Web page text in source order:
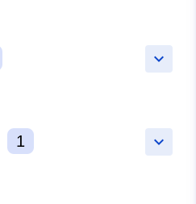
keyboard_arrow_down
keyboard_arrow_down
1